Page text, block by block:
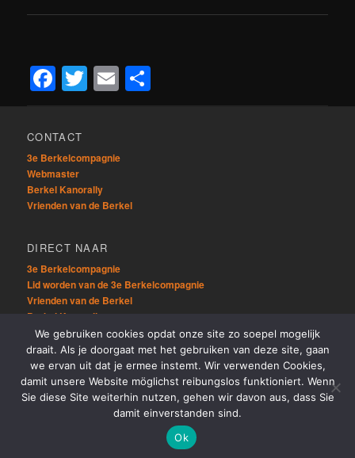
Facebook
Twitter
Email
CONTACT
3e Berkelcompagnie
Webmaster
Berkel Kanorally
Vrienden van de Berkel
DIRECT NAAR
3e Berkelcompagnie
Lid worden van de 3e Berkelcompagnie
Vrienden van de Berkel
Berkel Kanorally
OVERIG
Sitemap
Links
We gebruiken cookies opdat onze site zo soepel mogelijk
draait. Als je doorgaat met het gebruiken van deze site, gaan
we ervan uit dat je ermee instemt. Wir verwenden Cookies,
damit unsere Website möglichst reibungslos funktioniert. Wenn
Sie diese Site weiterhin nutzen, gehen wir davon aus, dass Sie
damit einverstanden sind.
Ok